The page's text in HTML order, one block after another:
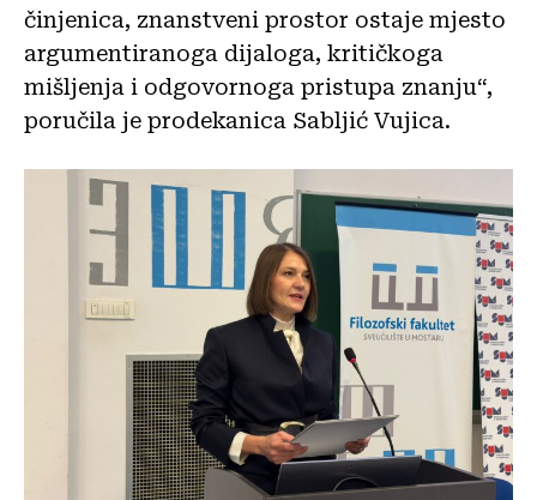
činjenica, znanstveni prostor ostaje mjesto
argumentiranoga dijaloga, kritičkoga
mišljenja i odgovornoga pristupa znanju“,
poručila je prodekanica Sabljić Vujica.